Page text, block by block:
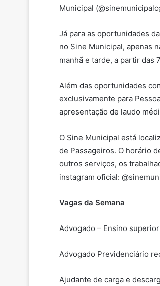
Municipal
Já para as oportunidades
no Sine Municipal, apenas
manhã e tarde, a partir das
Além das oportunidades
exclusivamente para
apresentação de laudo
O Sine Municipal está
de Passageiros. O horário
outros serviços, os
instagram oficial:
Vagas da Semana
Advogado – Ensino
Advogado Previdenciário
Ajudante de carga e